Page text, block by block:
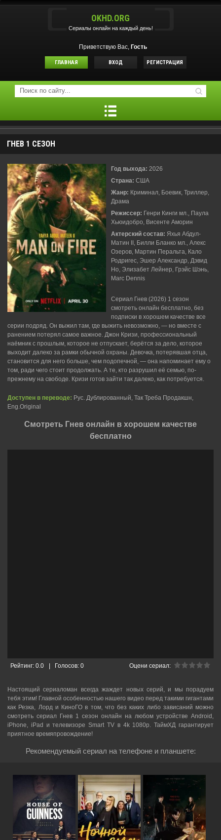
OKHD.ORG
Сериалы онлайн на каждый день!
Приветствую Вас, Гость
ГЛАВНАЯ ВХОД РЕГИСТРАЦИЯ
ГНЕВ 1 СЕЗОН
Год выхода: 2026
Страна: США
Жанр: Криминал, Боевик, Триллер,
Драма
Режиссер: Генри Кинги мл., Паула
Хьюидобро, Висенте Аморин
Актерский состав: Яхья Абдул-
Матин II, Билли Бланко мл., Алекс
Озеров, Мартин Перальта, Кало
Родригес, Эшер Александр, Дэвид
Но, Элизабет Лейнер, Грэйс Шэнь,
Marc Dennis
Сериал Гнев (2026) 1 сезон
смотреть онлайн бесплатно, без
подписки в хорошем качестве все
серии подряд. Он выжил там, где выжить невозможно, — но вместе с
ранением потерял самое важное. Джон Кризи, профессиональный
наёмник с прошлым, которое не отпускает, берётся за дело, которое
выходит далеко за рамки обычной охраны. Девочка, потерявшая отца,
становится для него больше, чем подопечной, — она напоминает ему о
том, ради чего стоит продолжать. А те, кто разрушил её семью, по-
прежнему на свободе. Кризи готов зайти так далеко, как потребуется.
Доступен в переводе: Рус. Дублированный, Так Треба Продакшн,
Eng.Original
Смотреть Гнев онлайн в хорошем качестве
бесплатно
Оцени сериал:
Рейтинг: 0.0 Голосов:0
Настоящий сериаломан всегда жаждет новых серий, и мы порадуем
тебя этим! Главной особенностью нашего видео перед такими гигантами
как Резка, Лорд и КиноГО в том, что без каких либо зависаний можно
смотреть cериал Гнев 1 сезон онлайн на любом устройстве Android,
iPhone, iPad и телевизоре Smart TV в 4k 1080p. ТаймХД гарантирует
приятное времяпровождение!
Рекомендуемый сериал на телефоне и планшете: